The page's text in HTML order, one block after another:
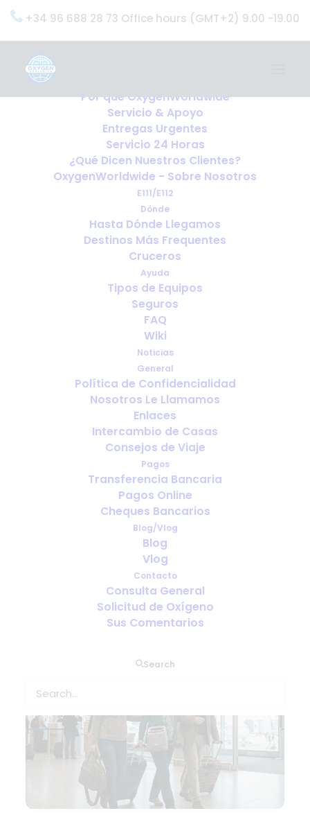
+34 96 688 28 73 Office hours (GMT+2) 9.00 -19.00
OxygenWorldwide (¿Qué Hacemos?)
Por qué OxygenWorldwide
Servicio & Apoyo
Entregas Urgentes
Servicio 24 Horas
¿Qué Dicen Nuestros Clientes?
OxygenWorldwide - Sobre Nosotros
E111/E112
Dónde
Hasta Dónde Llegamos
Destinos Más Frequentes
Cruceros
Ayuda
Tipos de Equipos
Seguros
FAQ
Wiki
Noticias
General
Política de Confidencialidad
Nosotros Le Llamamos
Enlaces
Intercambio de Casas
Consejos de Viaje
Pagos
Transferencia Bancaria
Pagos Online
Cheques Bancarios
Blog/Vlog
Blog
Vlog
Contacto
Consulta General
Solicitud de Oxígeno
Sus Comentarios
Search
Viajes de negocios con oxígeno
medicinal: qué se debe organizar
Llevar oxígeno a una boda,
celebración familiar o evento
especial en el extranjero